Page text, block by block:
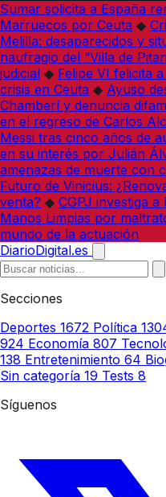
Sumar solicita a España
Marruecos por Ceuta ◆
Melilla: desaparecidos y
naufragio del “Villa de
judicial ◆ Felipe VI felicita
crisis en Ceuta ◆ Ayuso
Chamberí y denuncia
en el regreso de Carlos
Messi tras cinco años de
en su interés por Julián
amenazas de muerte con
Futuro de Vinicius:
venta? ◆ CGPJ investiga
Manos Limpias por
mundo de la actuación
DiarioDigital.es
Secciones
Deportes 1672 Política
924 Economía 807
138 Entretenimiento 64
Sin categoría 19 Tests 8
Síguenos